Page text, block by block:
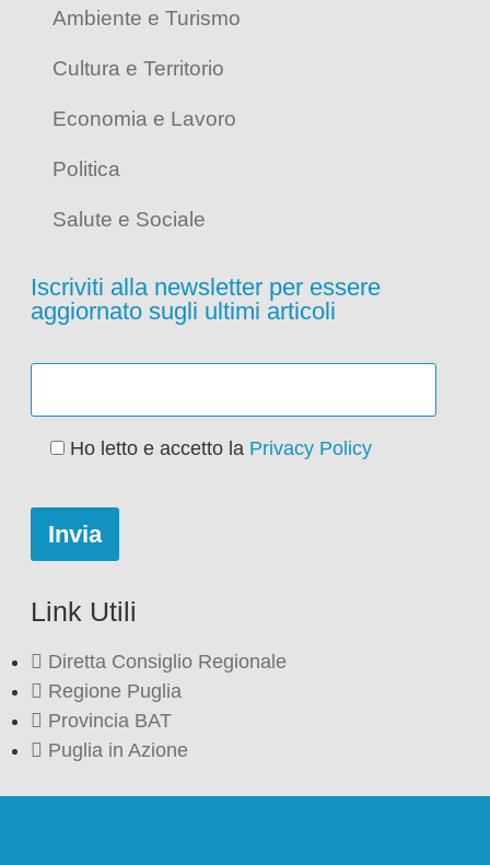
Ambiente e Turismo
Cultura e Territorio
Economia e Lavoro
Politica
Salute e Sociale
Iscriviti alla newsletter per essere
aggiornato sugli ultimi articoli
Ho letto e accetto la Privacy Policy
Link Utili
Diretta Consiglio Regionale
Regione Puglia
Provincia BAT
Puglia in Azione